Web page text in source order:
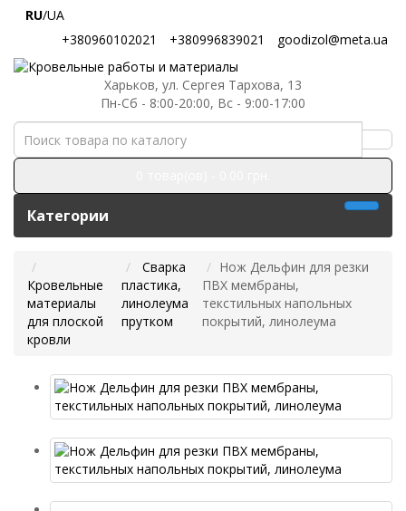
RU/UA
+380960102021
+380996839021 goodizol@meta.ua
Харьков, ул. Сергея Тархова, 13
Пн-Сб - 8:00-20:00, Вс - 9:00-17:00
Категории
Кровельные
материалы
для плоской
кровли
Сварка
пластика,
линолеума
прутком
Нож Дельфин для резки
ПВХ мембраны,
текстильных напольных
покрытий, линолеума